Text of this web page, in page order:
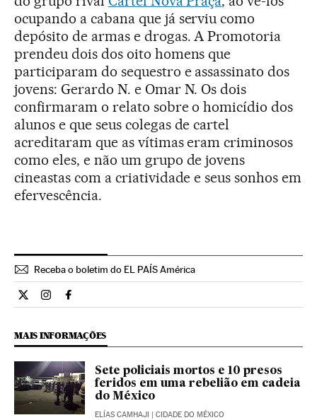
ocupando a cabana que já serviu como
depósito de armas e drogas. A Promotoria
prendeu dois dos oito homens que
participaram do sequestro e assassinato dos
jovens: Gerardo N. e Omar N. Os dois
confirmaram o relato sobre o homicídio dos
alunos e que seus colegas de cartel
acreditaram que as vítimas eram criminosos
como eles, e não um grupo de jovens
cineastas com a criatividade e seus sonhos em
efervescência.
Receba o boletim do EL PAÍS América
Internacional El País Brasil en Twitter
Internacional El País Brasil en Instagram
Internacional El País Brasil en Facebook
MAIS INFORMAÇÕES
Sete policiais mortos e 10 presos
feridos em uma rebelião em cadeia
do México
ELÍAS CAMHAJI | CIDADE DO MÉXICO